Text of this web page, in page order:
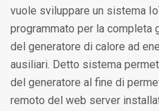
vuole sviluppare un sistema
programmato per la completa
del generatore di calore ad
ausiliari. Detto sistema
del generatore al fine di
remoto del web server